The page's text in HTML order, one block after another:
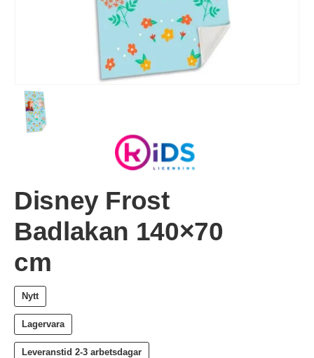
Disney Frost
Badlakan 140×70
cm
Nytt
Lagervara
Leveranstid 2-3 arbetsdagar